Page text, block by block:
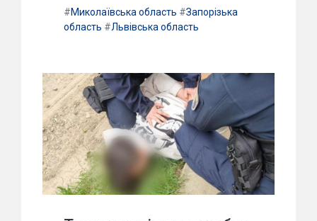
#Миколаївська область #Запорізька
область #Львівська область